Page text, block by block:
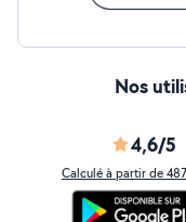
Nos
4,6/5
Calculé à partir de